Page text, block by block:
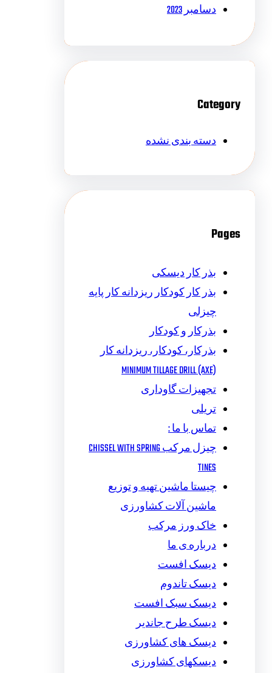
دسامبر 2023
Category
دسته بندی نشده
Pages
بذر کار دیسکی
بذر کار کودکار ریزدانه کار پایه
چیزلی
بذرکار و کودکار
بذرکار، کودکار، ریزدانه کار
MINIMUM TILLAGE DRILL (AXE)
تجهیزات گاوداری
تریلی
تماس با ما :
چیزل مرکب CHISSEL WITH SPRING
TINES
چیستا ماشین تهیه و توزیع
ماشین آلات کشاورزی
خاک ورز مرکب
درباره ی ما
دیسک افست
دیسک تاندوم
دیسک سبک افست
دیسک طرح جاندیر
دیسک های کشاورزی
دیسکهای کشاورزی